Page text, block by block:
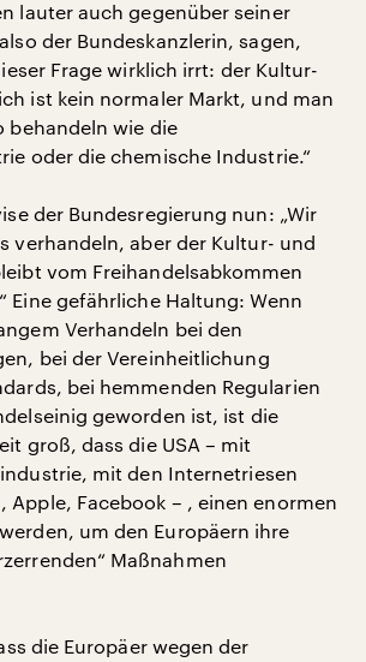
lauter auch gegenüber seiner
der Bundeskanzlerin, sagen,
Frage wirklich irrt: der Kultur-
ist kein normaler Markt, und man
behandeln wie die
oder die chemische Industrie.“
der Bundesregierung nun: „Wir
verhandeln, aber der Kultur- und
vom Freihandelsabkommen
Eine gefährliche Haltung: Wenn
Verhandeln bei den
bei der Vereinheitlichung
bei hemmenden Regularien
geworden ist, ist die
groß, dass die USA – mit
mit den Internetriesen
Apple, Facebook – , einen enormen
um den Europäern ihre
Maßnahmen
die Europäer wegen der